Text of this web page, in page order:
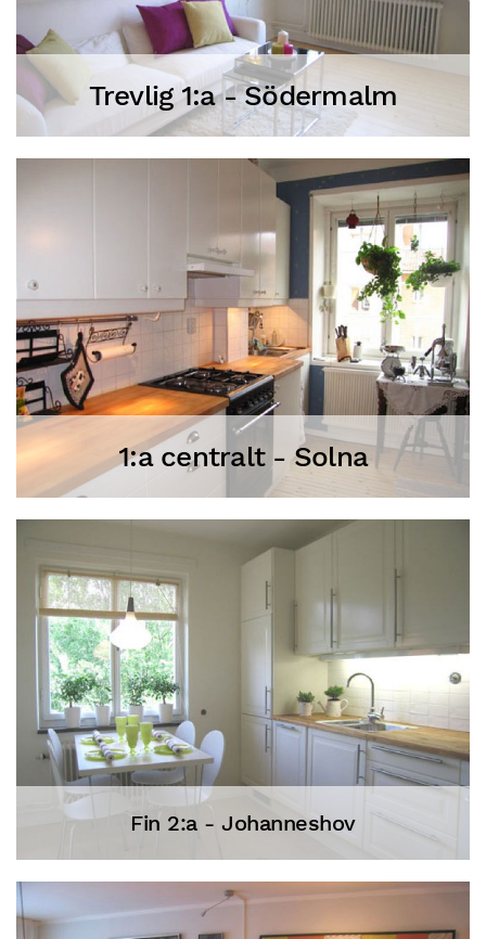
Trevlig 1:a - Södermalm
1:a centralt - Solna
Fin 2:a - Johanneshov